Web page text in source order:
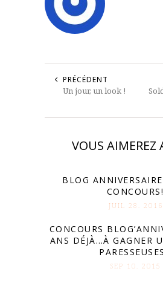
PRÉCÉDENT
Un jour, un look !
VOUS AIMEREZ
BLOG
CONCOURS!
JUIL 28. 2016
CONCOURS
ANS DÉJÀ…À GAGNER
SEP 10. 2015